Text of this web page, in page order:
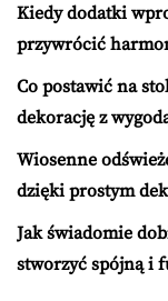
Kiedy dodatki
przywrócić
Co postawić na
dekorację z
Wiosenne
dzięki prostym
Jak świadomie
stworzyć spójną i